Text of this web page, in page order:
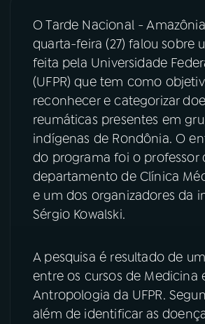
07ÚLTIMAS
08FESTIVAL DE MÚSICA
ACOMPANHE A RÁDIO NACIONAL
YouTube
Instagram X
TikTok
O Tarde Nacional -
quarta-feira (27) falou sobre
feita pela Universidade
(UFPR) que tem como
reconhecer e categorizar
reumáticas presentes em
indígenas de Rondônia. O
do programa foi o professor
departamento de Clínica
e um dos organizadores da
Sérgio Kowalski.
A pesquisa é resultado de
entre os cursos de Medicina
Antropologia da UFPR.
além de identificar as